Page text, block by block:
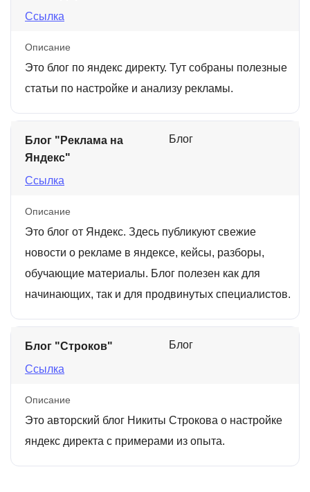
Ссылка
Описание
Это блог по яндекс директу. Тут собраны полезные
статьи по настройке и анализу рекламы.
Блог "Реклама на
Яндекс"
Ссылка
Блог
Описание
Это блог от Яндекс. Здесь публикуют свежие
новости о рекламе в яндексе, кейсы, разборы,
обучающие материалы. Блог полезен как для
начинающих, так и для продвинутых специалистов.
Блог "Строков"
Ссылка
Блог
Описание
Это авторский блог Никиты Строкова о настройке
яндекс директа с примерами из опыта.